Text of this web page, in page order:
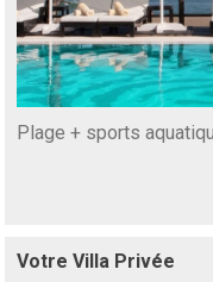
Plage + sports
Votre Villa Privée